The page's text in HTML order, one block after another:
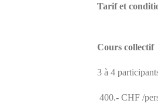
Tarif et
Cours collectif
3 à 4
400.- CHF /